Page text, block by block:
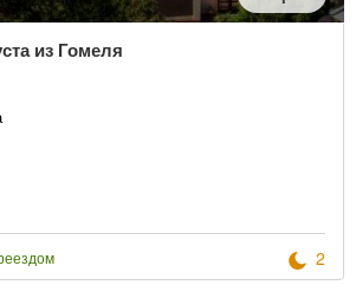
из Гомеля
2